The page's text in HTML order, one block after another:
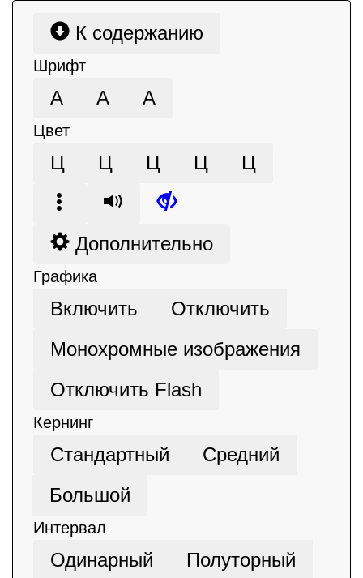
К содержанию
Шрифт
А А А
Цвет
Ц Ц Ц Ц Ц
Дополнительно
Графика
Включить
Отключить
Монохромные изображения
Отключить Flash
Кернинг
Стандартный
Средний
Большой
Интервал
Одинарный
Полуторный